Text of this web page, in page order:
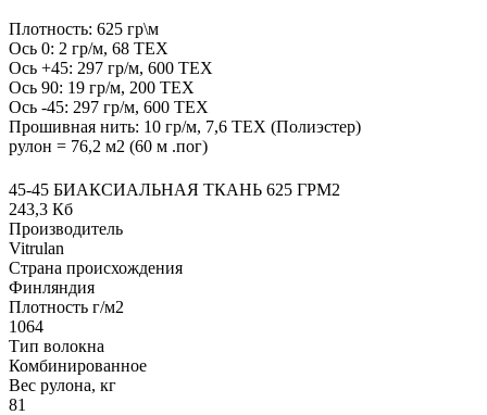
Плотность: 625 гр\м
Ось 0: 2 гр/м, 68 ТЕХ
Ось +45: 297 гр/м, 600 ТЕХ
Ось 90: 19 гр/м, 200 ТЕХ
Ось -45: 297 гр/м, 600 ТЕХ
Прошивная нить: 10 гр/м, 7,6 ТЕХ (Полиэстер)
рулон = 76,2 м2 (60 м .пог)
45-45 БИАКСИАЛЬНАЯ ТКАНЬ 625 ГРМ2
243,3 Кб
Производитель
Vitrulan
Страна происхождения
Финляндия
Плотность г/м2
1064
Тип волокна
Комбинированное
Вес рулона, кг
81